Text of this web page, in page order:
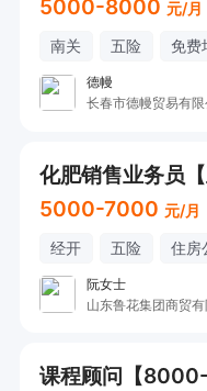
5000-8000 元/月
南关 五险 免费
德幔
长春市德幔贸易有限
5000-7000 元/月
经开 五险 住房
阮女士
山东鲁花集团商贸
课程顾问【